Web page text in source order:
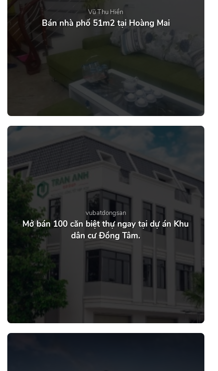
Vũ Thu Hiền
Bán nhà phố 51m2 tại Hoàng Mai
vubatdongsan
Mở bán 100 căn biệt thự ngay tại dự án Khu
dân cư Đồng Tâm.